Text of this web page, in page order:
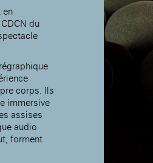
en
du
corps. Ils
immersive
assises
audio
forment
à la MABA
la MABA
de la
Artistes